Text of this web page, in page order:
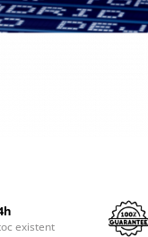
existent